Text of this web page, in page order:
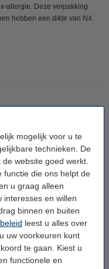
mogelijk voor u te
technieken. De
website goed werkt.
functie die ons helpt de
u graag alleen
interesses en willen
binnen en buiten
leest u alles over
uw voorkeuren kunt
te gaan. Kiest u
functionele en
allergie. Deze verpakking
hebben een dikte van N4.